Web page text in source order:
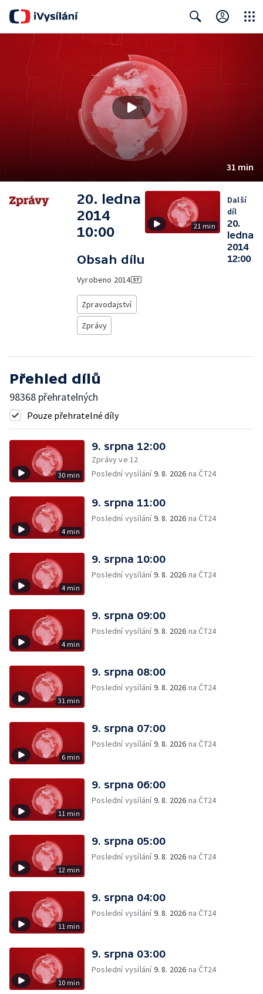
31 min
20. ledna
2014
10:00
Obsah dílu
Vyrobeno 2014
Zpravodajství
Zprávy
21 min
Další
díl
20.
ledna
2014
12:00
Přehled dílů
98368 přehratelných
Pouze přehratelné díly
30 min
9. srpna 12:00
Zprávy ve 12
Poslední vysílání9. 8. 2026 na ČT24
4 min
9. srpna 11:00
Poslední vysílání9. 8. 2026 na ČT24
4 min
9. srpna 10:00
Poslední vysílání9. 8. 2026 na ČT24
4 min
9. srpna 09:00
Poslední vysílání9. 8. 2026 na ČT24
31 min
9. srpna 08:00
Poslední vysílání9. 8. 2026 na ČT24
6 min
9. srpna 07:00
Poslední vysílání9. 8. 2026 na ČT24
11 min
9. srpna 06:00
Poslední vysílání9. 8. 2026 na ČT24
12 min
9. srpna 05:00
Poslední vysílání9. 8. 2026 na ČT24
11 min
9. srpna 04:00
Poslední vysílání9. 8. 2026 na ČT24
10 min
9. srpna 03:00
Poslední vysílání9. 8. 2026 na ČT24